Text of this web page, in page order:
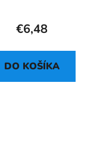
€6,48
DO KOŠÍKA